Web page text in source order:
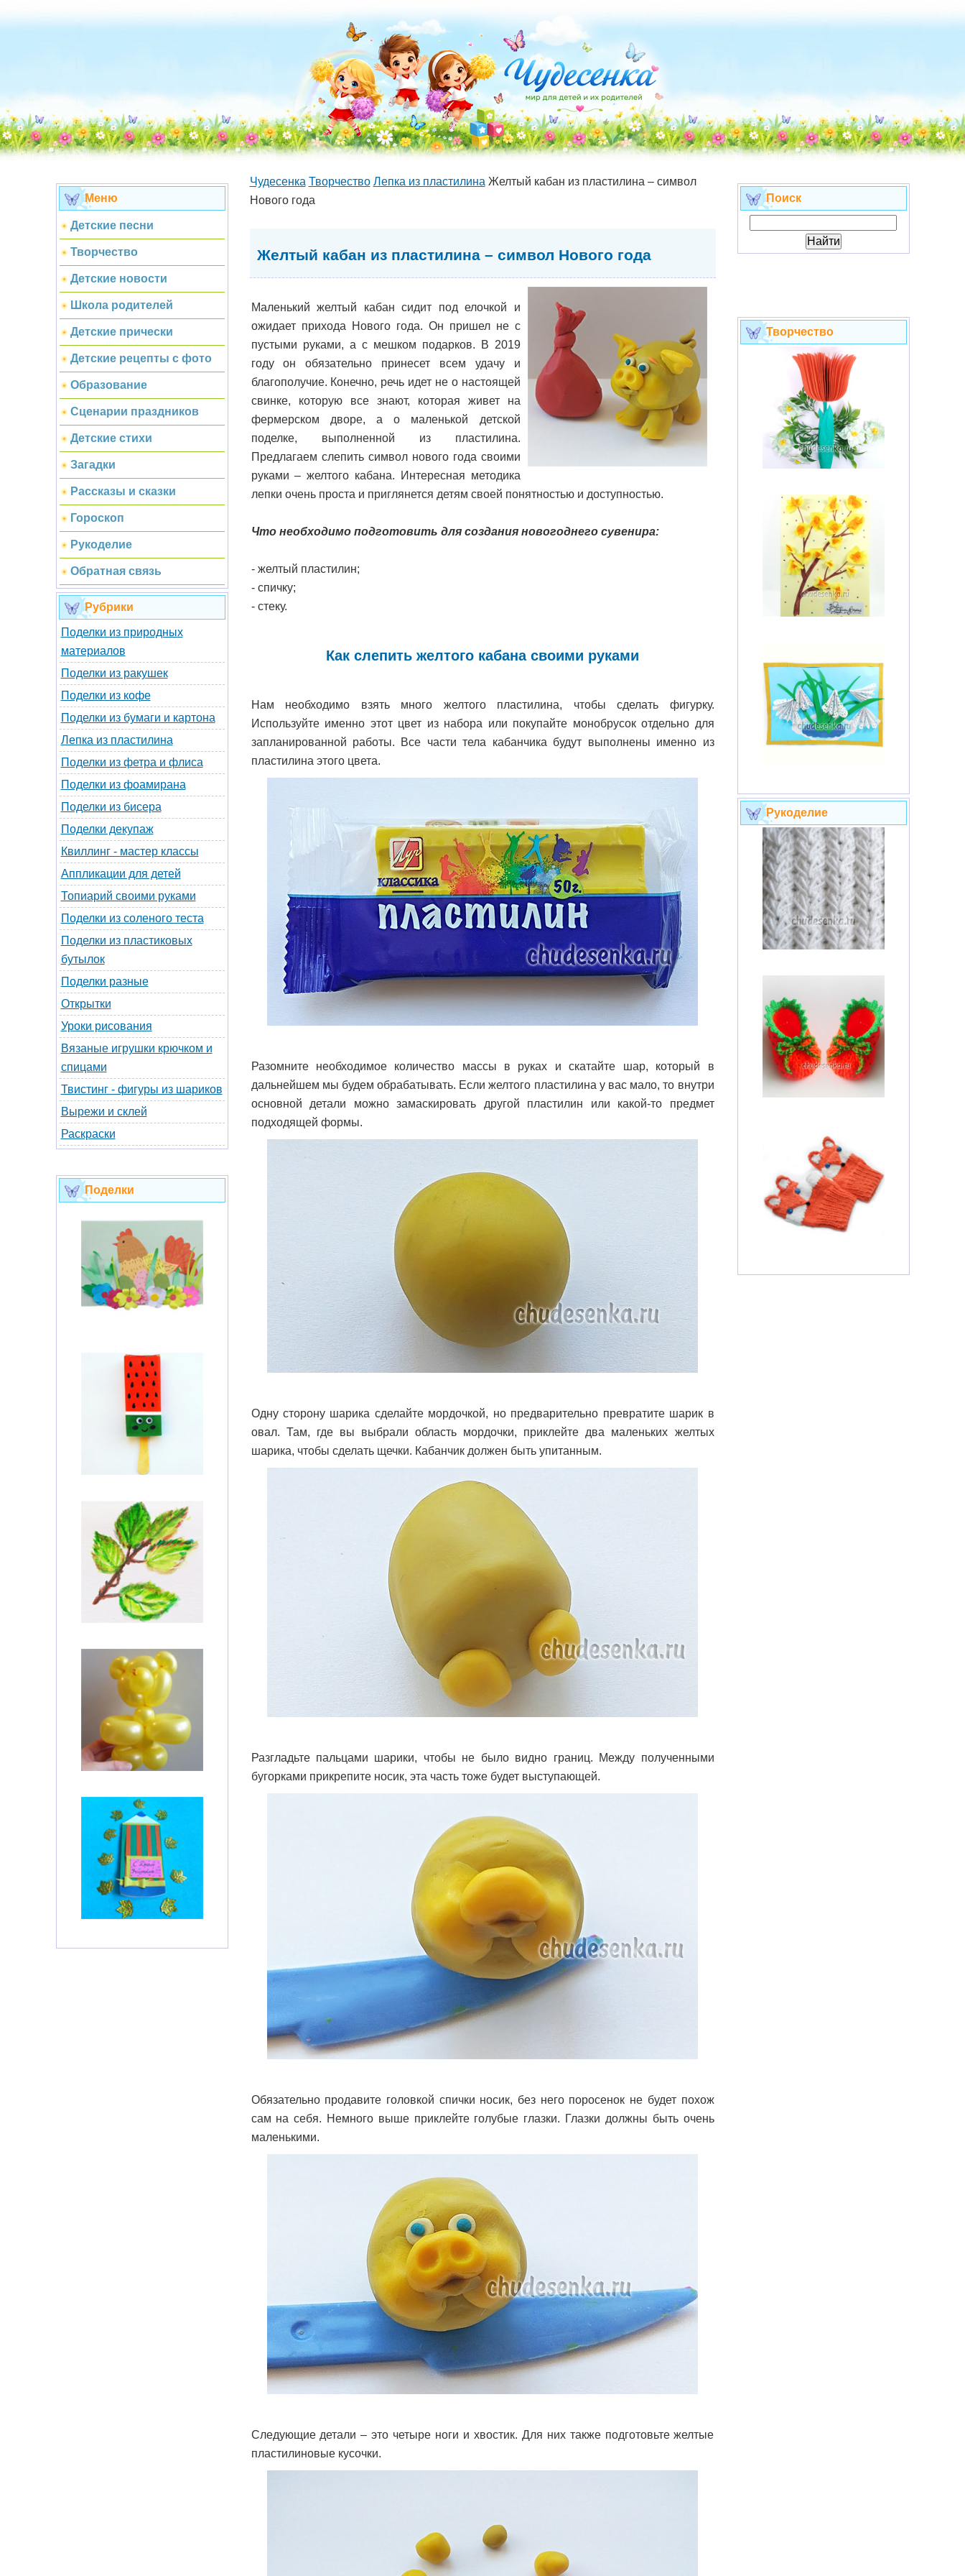
Меню
Детские песни
Творчество
Детские новости
Школа родителей
Детские прически
Детские рецепты с фото
Образование
Сценарии праздников
Детские стихи
Загадки
Рассказы и сказки
Гороскоп
Рукоделие
Обратная связь
Рубрики
Поделки из природных
материалов
Поделки из ракушек
Поделки из кофе
Поделки из бумаги и картона
Лепка из пластилина
Поделки из фетра и флиса
Поделки из фоамирана
Поделки из бисера
Поделки декупаж
Квиллинг - мастер классы
Аппликации для детей
Топиарий своими руками
Поделки из соленого теста
Поделки из пластиковых
бутылок
Поделки разные
Открытки
Уроки рисования
Вязаные игрушки крючком и
спицами
Твистинг - фигуры из шариков
Вырежи и склей
Раскраски
Поделки
Чудесенка Творчество Лепка из пластилина Желтый кабан из пластилина – символ
Нового года
Желтый кабан из пластилина – символ Нового года
Маленький желтый кабан сидит под елочкой и
ожидает прихода Нового года. Он пришел не с
пустыми руками, а с мешком подарков. В 2019
году он обязательно принесет всем удачу и
благополучие. Конечно, речь идет не о настоящей
свинке, которую все знают, которая живет на
фермерском дворе, а о маленькой детской
поделке, выполненной из пластилина.
Предлагаем слепить символ нового года своими
руками – желтого кабана. Интересная методика
лепки очень проста и приглянется детям своей понятностью и доступностью.
Что необходимо подготовить для создания новогоднего сувенира:
- желтый пластилин;
- спичку;
- стеку.
Как слепить желтого кабана своими руками
Нам необходимо взять много желтого пластилина, чтобы сделать фигурку.
Используйте именно этот цвет из набора или покупайте монобрусок отдельно для
запланированной работы. Все части тела кабанчика будут выполнены именно из
пластилина этого цвета.
Разомните необходимое количество массы в руках и скатайте шар, который в
дальнейшем мы будем обрабатывать. Если желтого пластилина у вас мало, то внутри
основной детали можно замаскировать другой пластилин или какой-то предмет
подходящей формы.
Одну сторону шарика сделайте мордочкой, но предварительно превратите шарик в
овал. Там, где вы выбрали область мордочки, приклейте два маленьких желтых
шарика, чтобы сделать щечки. Кабанчик должен быть упитанным.
Разгладьте пальцами шарики, чтобы не было видно границ. Между полученными
бугорками прикрепите носик, эта часть тоже будет выступающей.
Обязательно продавите головкой спички носик, без него поросенок не будет похож
сам на себя. Немного выше приклейте голубые глазки. Глазки должны быть очень
маленькими.
Следующие детали – это четыре ноги и хвостик. Для них также подготовьте желтые
пластилиновые кусочки.
Поиск
Творчество
Рукоделие